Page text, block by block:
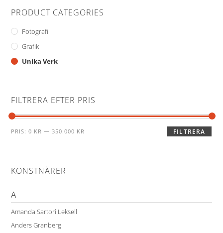
PRODUCT CATEGORIES
Fotografi
Grafik
Unika Verk
FILTRERA EFTER PRIS
FILTRERA
PRIS:0 KR — 350.000 KR
KONSTNÄRER
A
Amanda Sartori Leksell
Anders Granberg